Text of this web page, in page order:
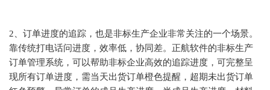
2、订单进度的追踪，也是非标生产企业非常关注的一个场景。
靠传统打电话问进度，效率低，协同差。正航软件的非标生产
订单管理系统，可以帮助非标企业高效的追踪进度， 可完整呈
现所有订单进度，需当天出货订单橙色提醒，超期未出货订单